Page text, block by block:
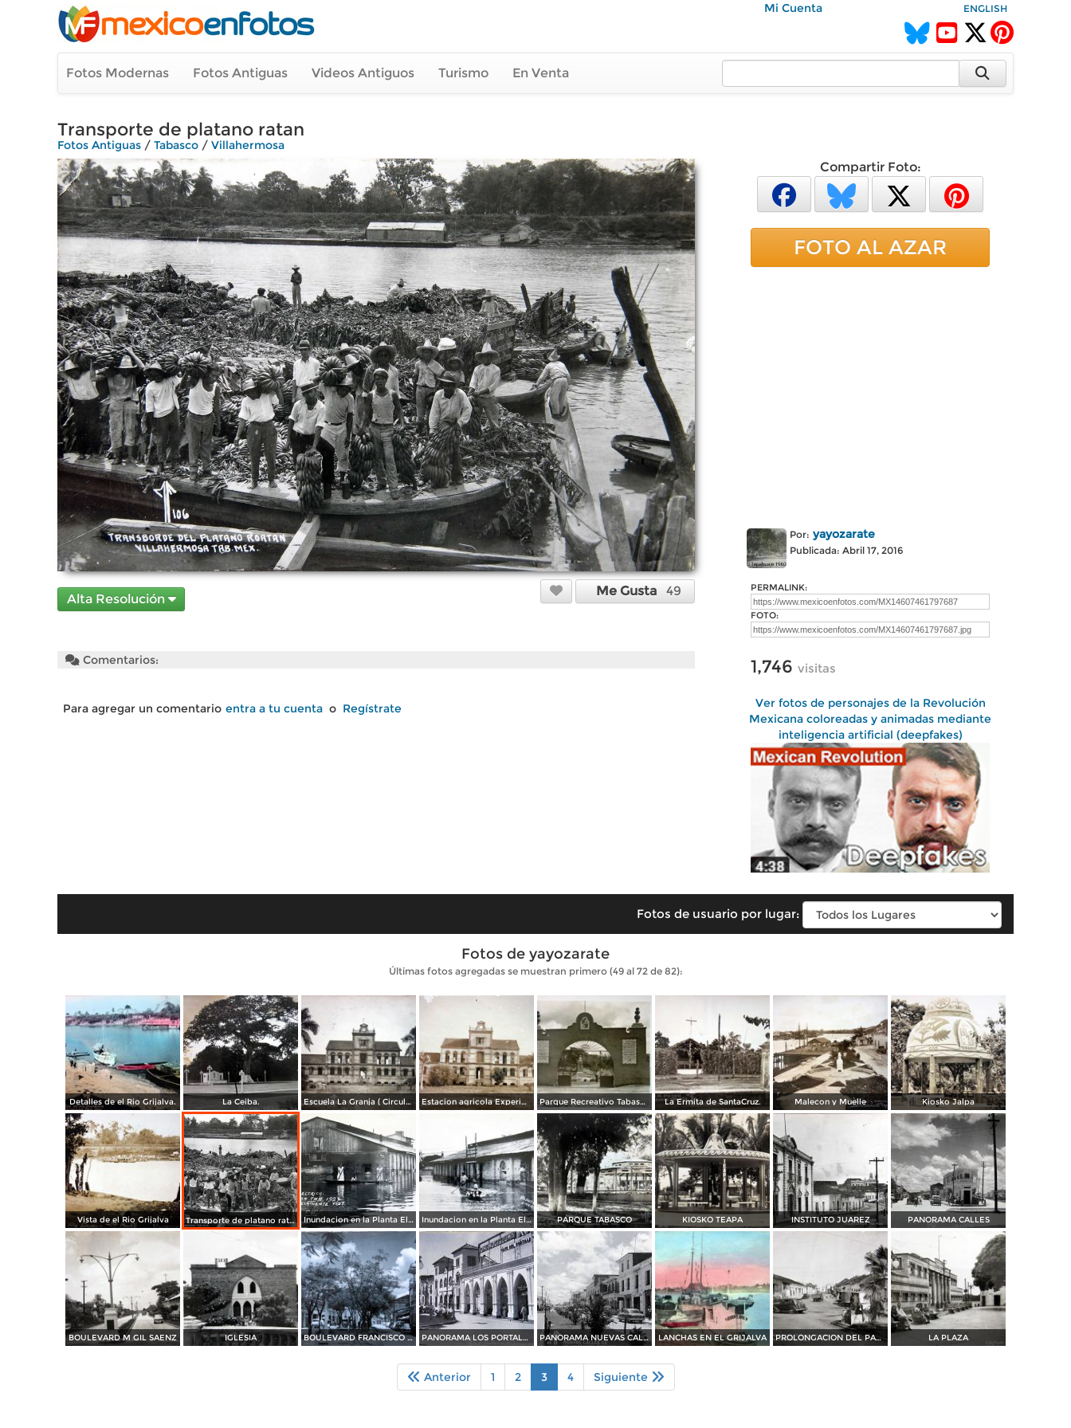
Mi Cuenta ENGLISH
Fotos Modernas Fotos Antiguas Videos Antiguos Turismo En Venta
Transporte de platano ratan
Fotos Antiguas / Tabasco / Villahermosa
Alta Resolución
Me Gusta 49
Comentarios:
Para agregar un comentario entra a tu cuenta o Regístrate
Compartir Foto:
FOTO AL AZAR
Por: yayozarate
Publicada: Abril 17, 2016
PERMALINK:
FOTO:
1,746 visitas
Ver fotos de personajes de la Revolución
Mexicana coloreadas y animadas mediante
inteligencia artificial (deepfakes)
Fotos de usuario por lugar:
Fotos de yayozarate
Últimas fotos agregadas se muestran primero (49 al 72 de 82):
Detalles de el Rio Grijalva. La Ceiba. Escuela La Granja ( Circulada el 20 de Noviembrede 1951 ). Estacion agricola Experimental. Parque Recreativo Tabasco. La Ermita de SantaCruz. Malecon y Muelle Kiosko Jalpa
Vista de el Rio Grijalva Transporte de platano ratan Inundacion en la Planta Electrica acaecido en el ano de 1927 Inundacion en la Planta Electrica acaecido en el ano de 1927 PARQUE TABASCO KIOSKO TEAPA INSTITUTO JUAREZ PANORAMA CALLES
BOULEVARD M GIL SAENZ IGLESIA BOULEVARD FRANCISCO I MADERO PANORAMA LOS PORTALES PANORAMA NUEVAS CALLES LANCHAS EN EL GRIJALVA PROLONGACION DEL PASEO DE LOS HEROES LA PLAZA
Anterior 1 2 3 4 Siguiente